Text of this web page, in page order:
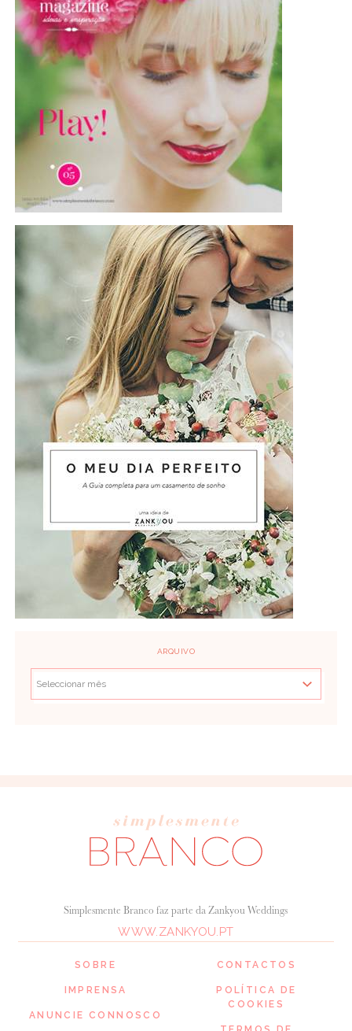
ARQUIVO
SOBRE
IMPRENSA
ANUNCIE CONNOSCO
Simplesmente Branco faz parte da Zankyou Weddings
WWW.ZANKYOU.PT
CONTACTOS
POLÍTICA DE
COOKIES